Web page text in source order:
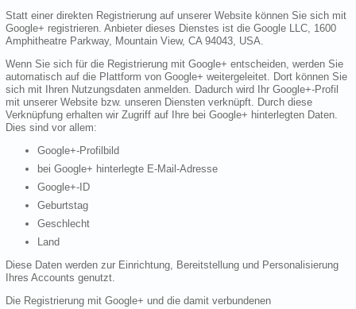
Statt einer direkten Registrierung auf unserer Website können Sie sich mit
Google+ registrieren. Anbieter dieses Dienstes ist die Google LLC, 1600
Amphitheatre Parkway, Mountain View, CA 94043, USA.
Wenn Sie sich für die Registrierung mit Google+ entscheiden, werden Sie
automatisch auf die Plattform von Google+ weitergeleitet. Dort können Sie
sich mit Ihren Nutzungsdaten anmelden. Dadurch wird Ihr Google+-Profil
mit unserer Website bzw. unseren Diensten verknüpft. Durch diese
Verknüpfung erhalten wir Zugriff auf Ihre bei Google+ hinterlegten Daten.
Dies sind vor allem:
Google+-Profilbild
bei Google+ hinterlegte E-Mail-Adresse
Google+-ID
Geburtstag
Geschlecht
Land
Diese Daten werden zur Einrichtung, Bereitstellung und Personalisierung
Ihres Accounts genutzt.
Die Registrierung mit Google+ und die damit verbundenen